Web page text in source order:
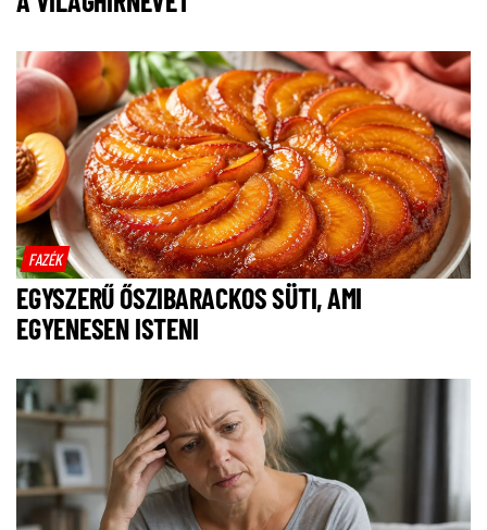
FAZÉK
EGYSZERŰ ŐSZIBARACKOS SÜTI, AMI
EGYENESEN ISTENI